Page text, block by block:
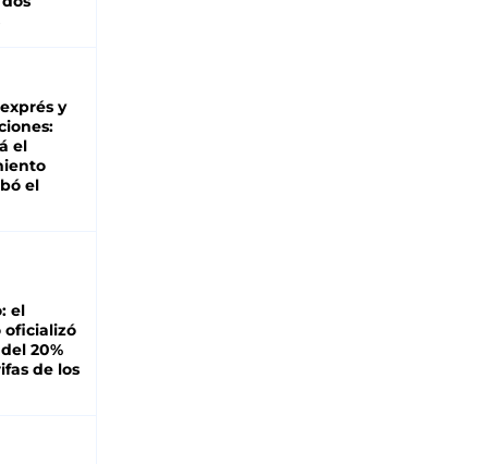
y
el
el
el
oficializó
20%
de los